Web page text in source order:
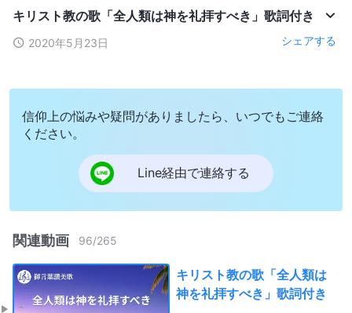
キリスト教の歌「全人類は神を礼拝すべき」歌詞付き
2020年5月23日 シェアする
信仰上の悩みや疑問がありましたら、いつでもご連絡
ください。
Line経由で連絡する
関連動画 96/265
キリスト教の歌「全人類は
神を礼拝すべき」歌詞付き